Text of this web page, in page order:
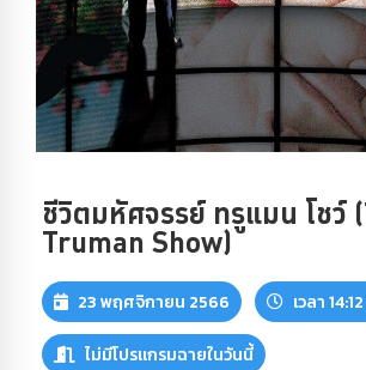
ชีวิตมหัศจรรย์ ทรูแมน โชว์
Truman Show)
23 พฤศจิกายน 2566 เวลา
ไม่มีโปรแกรมฉายในวันนี้